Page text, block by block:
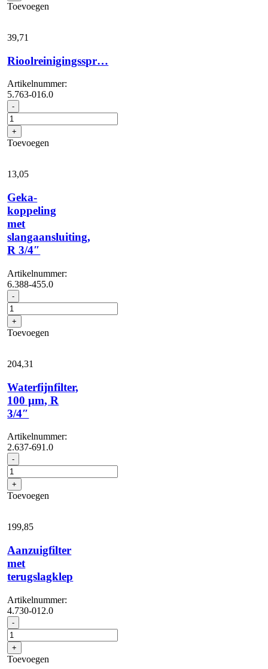
Toevoegen
39,71
Rioolreinigingsspr…
Artikelnummer:
5.763-016.0
- Rioolreinigingsspr...
aantal
+
Toevoegen
13,05
Geka-
koppeling
met
slangaansluiting,
R 3/4″
Artikelnummer:
6.388-455.0
- Geka-
koppeling
met
slangaansluiting,
R
aantal
+
Toevoegen
204,31
Waterfijnfilter,
100 μm, R
3/4″
Artikelnummer:
2.637-691.0
- Waterfijnfilter,
100
μm,
R
3/4"
+
Toevoegen
199,85
Aanzuigfilter
met
terugslagklep
Artikelnummer:
4.730-012.0
- Aanzuigfilter
met
terugslagklep
aantal
+
Toevoegen